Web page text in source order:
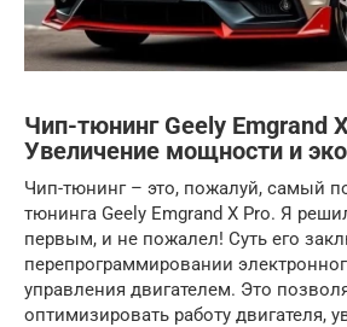
Чип-тюнинг Geely Emgrand
Увеличение мощности и
Чип-тюнинг – это, пожалуй, самый
тюнинга Geely Emgrand X Pro. Я
первым, и не пожалел! Суть его
перепрограммировании
управления двигателем. Это
оптимизировать работу двигателя,